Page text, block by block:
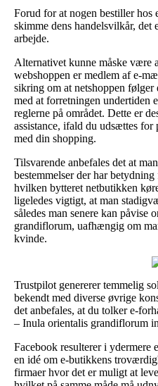
Forud for at nogen bestiller hos
skimme dens handelsvilkår,
arbejde.
Alternativet kunne måske være
webshoppen er medlem af e-
sikring om at netshoppen
med at forretningen undertiden
reglerne på området. Dette er
assistance, ifald du udsættes for
med din shopping.
Tilsvarende anbefales det at
bestemmelser der har
hvilken bytteret netbutikken
ligeledes vigtigt, at man
således man senere kan påvise
grandiflorum, uafhængig om
kvinde.
Trustpilot genererer temmelig
bekendt med diverse øvrige
det anbefales, at du tolker e-
– Inula orientalis grandiflorum
Facebook resulterer i ydermere
en idé om e-butikkens
firmaer hvor det er muligt at